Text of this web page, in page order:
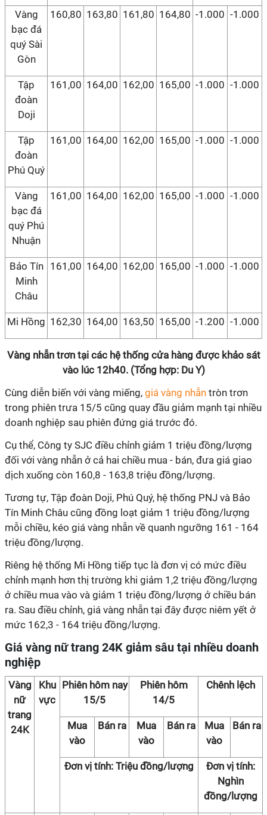
Vàng
bạc đá
quý Sài
Gòn
160,80 163,80 161,80 164,80 -1.000 -1.000
Tập
đoàn
Doji
161,00 164,00 162,00 165,00 -1.000 -1.000
Tập
đoàn
Phú Quý
161,00 164,00 162,00 165,00 -1.000 -1.000
Vàng
bạc đá
quý Phú
Nhuận
161,00 164,00 162,00 165,00 -1.000 -1.000
Bảo Tín
Minh
Châu
161,00 164,00 162,00 165,00 -1.000 -1.000
Mi Hồng 162,30 164,00 163,50 165,00 -1.200 -1.000
Vàng nhẫn trơn tại các hệ thống cửa hàng được khảo sát
vào lúc 12h40. (Tổng hợp: Du Y)
Cùng diễn biến với vàng miếng, giá vàng nhẫn tròn trơn
trong phiên trưa 15/5 cũng quay đầu giảm mạnh tại nhiều
doanh nghiệp sau phiên đứng giá trước đó.
Cụ thể, Công ty SJC điều chỉnh giảm 1 triệu đồng/lượng
đối với vàng nhẫn ở cả hai chiều mua - bán, đưa giá giao
dịch xuống còn 160,8 - 163,8 triệu đồng/lượng.
Tương tự, Tập đoàn Doji, Phú Quý, hệ thống PNJ và Bảo
Tín Minh Châu cũng đồng loạt giảm 1 triệu đồng/lượng
mỗi chiều, kéo giá vàng nhẫn về quanh ngưỡng 161 - 164
triệu đồng/lượng.
Riêng hệ thống Mi Hồng tiếp tục là đơn vị có mức điều
chỉnh mạnh hơn thị trường khi giảm 1,2 triệu đồng/lượng
ở chiều mua vào và giảm 1 triệu đồng/lượng ở chiều bán
ra. Sau điều chỉnh, giá vàng nhẫn tại đây được niêm yết ở
mức 162,3 - 164 triệu đồng/lượng.
Giá vàng nữ trang 24K giảm sâu tại nhiều doanh
nghiệp
Vàng
nữ
trang
24K
Khu
vực
Phiên hôm nay
15/5
Phiên hôm
14/5
Chênh lệch
Mua
vào
Bán ra
Mua
vào
Bán ra
Mua
vào
Bán ra
Đơn vị tính: Triệu đồng/lượng
Đơn vị tính:
Nghìn
đồng/lượng